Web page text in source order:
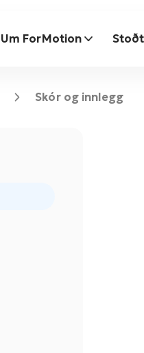
Um ForMotion
Skór og innlegg